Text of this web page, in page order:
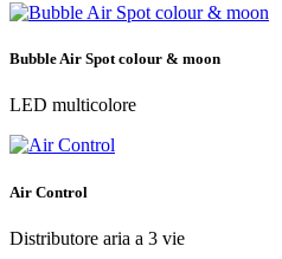
Bubble Air Spot colour & moon
LED multicolore
Air Control
Distributore aria a 3 vie